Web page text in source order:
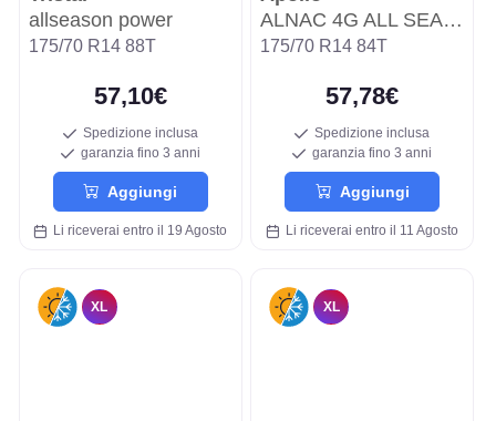
allseason power
175/70 R14 88T
57,10€
Spedizione inclusa
garanzia fino 3 anni
Aggiungi
Li riceverai entro il 19 Agosto
ALNAC 4G ALL SEASON
175/70 R14 84T
57,78€
Spedizione inclusa
garanzia fino 3 anni
Aggiungi
Li riceverai entro il 11 Agosto
XL XL